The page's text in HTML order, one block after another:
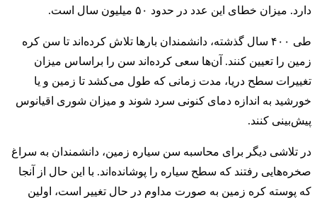
دارد. میزان خطای این عدد در حدود ۵۰ میلیون سال است.
طی ۴۰۰ سال گذشته، دانشمندان بارها تلاش کرده‌اند تا سن کره
زمین را تعیین کنند. آن‌ها سعی کرده‌اند سن را براساس میزان
تغییرات سطح دریا، مدت زمانی که طول می‌کشد تا زمین و یا
خورشید به اندازه دمای کنونی سرد شوند و میزان شوری اقیانوس
پیش‌بینی کنند.
در تلاشی دیگر برای محاسبه سن سیاره زمین، دانشمندان به سراغ
صخره‌هایی رفتند که سطح سیاره را پوشانده‌اند. با این‌ حال از آنجا
که پوسته کره زمین به صورت مداوم در حال تغییر است، اولین